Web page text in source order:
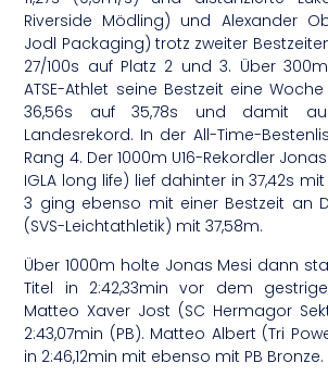
Riverside Mödling) und Alexander
Jodl Packaging) trotz zweiter
27/100s auf Platz 2 und 3. Über
ATSE-Athlet seine Bestzeit eine
36,56s auf 35,78s und damit
Landesrekord. In der All-Time-
Rang 4. Der 1000m U16-Rekordler
IGLA long life) lief dahinter in 37,42s mit
3 ging ebenso mit einer Bestzeit an
(SVS-Leichtathletik) mit 37,58m.
Über 1000m holte Jonas Mesi dann
Titel in 2:42,33min vor dem
Matteo Xaver Jost (SC Hermagor
2:43,07min (PB). Matteo Albert (Tri
in 2:46,12min mit ebenso mit PB Bronze.